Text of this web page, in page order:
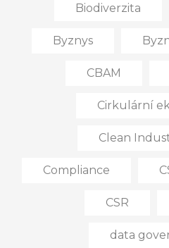
Biodiverzita
Byznys
CBAM
Cirkulární
Clean
Compliance
CSR
data